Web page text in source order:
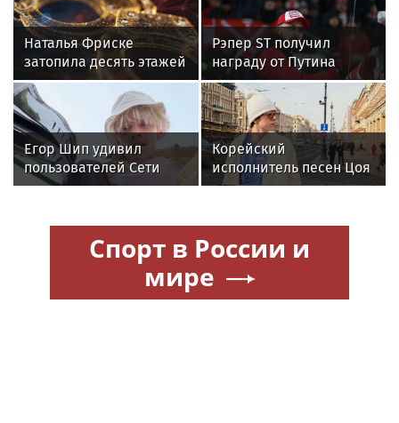
Наталья Фриске
затопила десять этажей
в Москве, соседи
подали в суд
Рэпер ST получил
награду от Путина
Егор Шип удивил
пользователей Сети
кардинальной сменой
Корейский
исполнитель песен Цоя
Сон Вон Соп захотел
Новгороде
Спорт в России и
мире